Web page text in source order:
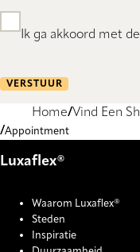
Ik ga akkoord met de
VERSTUUR
Home Vind Een
Appointment
Luxaflex®
Waarom Luxaflex®
Steden
Inspiratie